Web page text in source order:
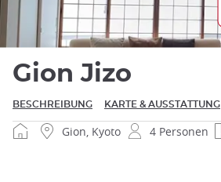
Gion Jizo
BESCHREIBUNG KARTE & AUSSTATTUNG
Gion, Kyoto 4 Personen